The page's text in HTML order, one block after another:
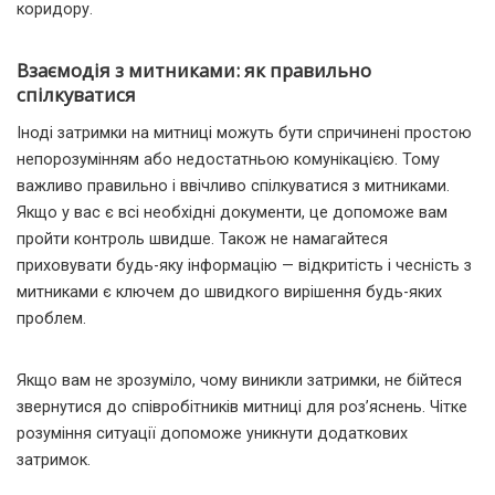
коридору.
Взаємодія з митниками: як правильно
спілкуватися
Іноді затримки на митниці можуть бути спричинені простою
непорозумінням або недостатньою комунікацією. Тому
важливо правильно і ввічливо спілкуватися з митниками.
Якщо у вас є всі необхідні документи, це допоможе вам
пройти контроль швидше. Також не намагайтеся
приховувати будь-яку інформацію — відкритість і чесність з
митниками є ключем до швидкого вирішення будь-яких
проблем.
Якщо вам не зрозуміло, чому виникли затримки, не бійтеся
звернутися до співробітників митниці для роз’яснень. Чітке
розуміння ситуації допоможе уникнути додаткових
затримок.